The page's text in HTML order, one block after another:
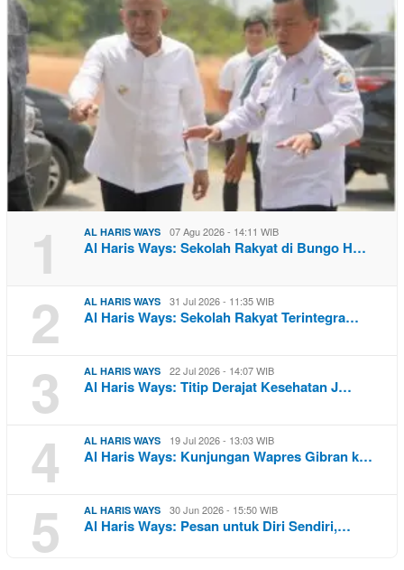
1 AL HARIS WAYS 07 Agu 2026 - 14:11 WIB
Al Haris Ways: Sekolah Rakyat di Bungo H…
2 AL HARIS WAYS 31 Jul 2026 - 11:35 WIB
Al Haris Ways: Sekolah Rakyat Terintegra…
3 AL HARIS WAYS 22 Jul 2026 - 14:07 WIB
Al Haris Ways: Titip Derajat Kesehatan J…
4 AL HARIS WAYS 19 Jul 2026 - 13:03 WIB
Al Haris Ways: Kunjungan Wapres Gibran k…
5 AL HARIS WAYS 30 Jun 2026 - 15:50 WIB
Al Haris Ways: Pesan untuk Diri Sendiri,…